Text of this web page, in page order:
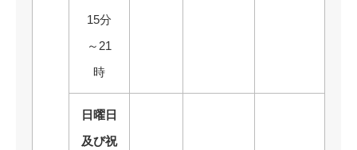
15分
～21
時
日曜日
及び祝